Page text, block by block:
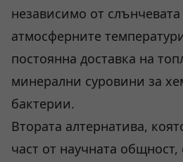
независимо от слънчевата
атмосферните
постоянна доставка на
минерални суровини за
бактерии.
Втората алтернатива,
част от научната